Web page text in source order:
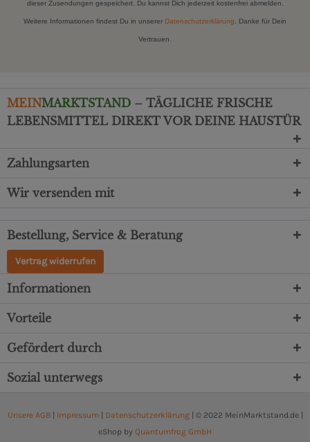
dieser Zusendungen gespeichert. Du kannst Dich jederzeit kostenfrei abmelden.
Weitere Informationen findest Du in unserer Datenschutzerklärung . Danke für Dein
Vertrauen.
MEINMARKTSTAND – TÄGLICHE FRISCHE
LEBENSMITTEL DIREKT VOR DEINE HAUSTÜR
Zahlungsarten
Wir versenden mit
Bestellung, Service & Beratung
Vertrag widerrufen
Informationen
Vorteile
Gefördert durch
Sozial unterwegs
Unsere AGB| Impressum Datenschutzerklärung| © 2022 MeinMarktstand.de |
eShop by Quantumfrog GmbH